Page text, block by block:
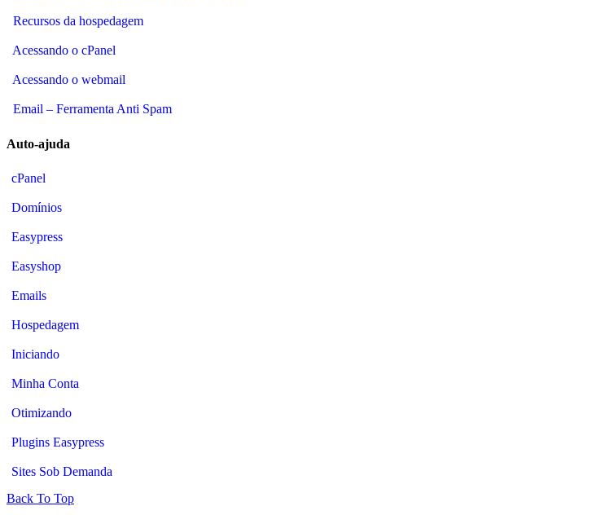
Recursos da hospedagem
Acessando o cPanel
Acessando o webmail
Email – Ferramenta Anti Spam
Auto-ajuda
cPanel
Domínios
Easypress
Easyshop
Emails
Hospedagem
Iniciando
Minha Conta
Otimizando
Plugins Easypress
Sites Sob Demanda
Back To Top